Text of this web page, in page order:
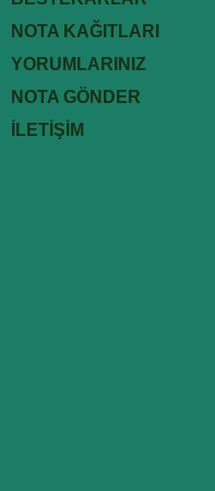
NOTA KAĞITLARI
YORUMLARINIZ
NOTA GÖNDER
İLETİŞİM